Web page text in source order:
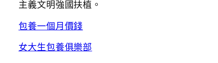
主義文明強國扶植。
包養一個月價錢
女大生包養俱樂部